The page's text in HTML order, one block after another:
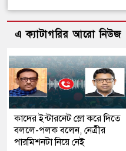
এ ক্যাটাগরির আরো নিউজ
কাদের ইন্টারনেট স্লো করে দিতে
বললে-পলক বলেন, নেত্রীর
পারমিশনটা নিয়ে নেই